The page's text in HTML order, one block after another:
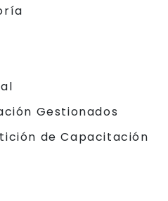
Gestionados
de Capacitación